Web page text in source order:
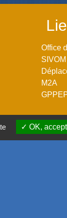
Office
M2A
OK, accept